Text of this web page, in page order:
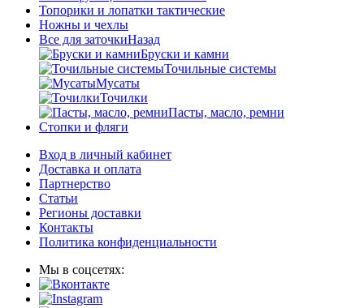
Топорики и лопатки тактические
Ножны и чехлы
Все для заточкиНазад
Бруски и камни
Точильные системы
Мусаты
Точилки
Пасты, масло, ремни
Стопки и фляги
Вход в личный кабинет
Доставка и оплата
Партнерство
Статьи
Регионы доставки
Контакты
Политика конфиденциальности
Мы в соцсетях: